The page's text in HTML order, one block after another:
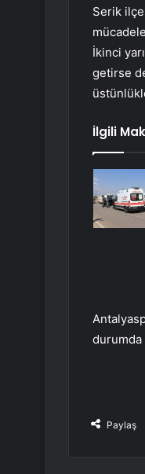
Serik
İkinci
getirse
İlgili
durumda
Paylaş